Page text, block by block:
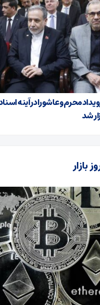
محرم و عاشورا در آینه
شد
بازار